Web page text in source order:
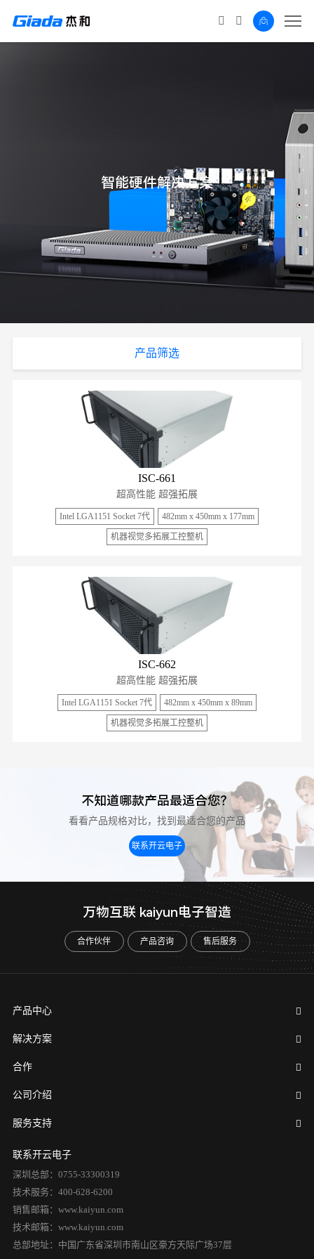
智能硬件解决方案
产品筛选
ISC-661
超高性能 超强拓展
Intel LGA1151 Socket 7代 482mm x 450mm x 177mm
机器视觉多拓展工控整机
ISC-662
超高性能 超强拓展
Intel LGA1151 Socket 7代 482mm x 450mm x 89mm
机器视觉多拓展工控整机
不知道哪款产品最适合您？
看看产品规格对比，找到最适合您的产品
联系开云电子
万物互联 kaiyun电子智造
合作伙伴 产品咨询 售后服务
产品中心
解决方案
合作
公司介绍
服务支持
联系开云电子
深圳总部：0755-33300319
技术服务：400-628-6200
销售邮箱：www.kaiyun.com
技术邮箱：www.kaiyun.com
总部地址：中国广东省深圳市南山区豪方天际广场37层